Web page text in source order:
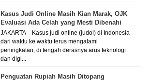
Kasus Judi Online Masih Kian Marak, OJK
Evaluasi Ada Celah yang Mesti Dibenahi
JAKARTA – Kasus judi online (judol) di Indonesia
dari waktu ke waktu terus mengalami
peningkatan, di tengah derasnya arus teknologi
dan digi...
Penguatan Rupiah Masih Ditopang